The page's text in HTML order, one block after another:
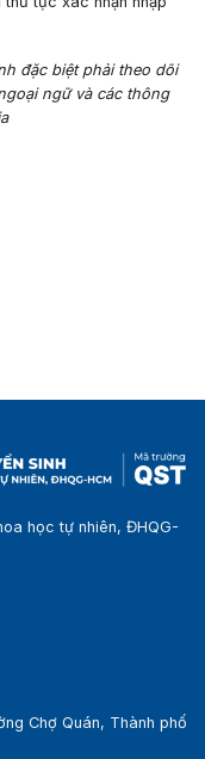
đặc biệt phải theo dõi
ngữ và các thông
học tự nhiên, ĐHQG-
Chợ Quán, Thành phố